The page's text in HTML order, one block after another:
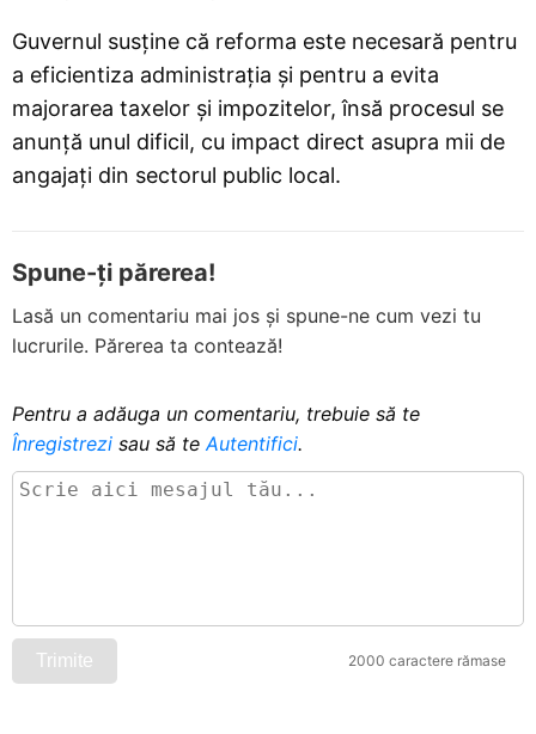
Guvernul susține că reforma este necesară pentru
a eficientiza administrația și pentru a evita
majorarea taxelor și impozitelor, însă procesul se
anunță unul dificil, cu impact direct asupra mii de
angajați din sectorul public local.
Spune-ți părerea!
Lasă un comentariu mai jos și spune-ne cum vezi tu
lucrurile. Părerea ta contează!
Pentru a adăuga un comentariu, trebuie să te
Înregistrezi sau să te Autentifici.
2000 caractere rămase
Trimite